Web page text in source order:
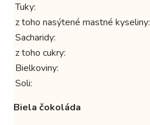
Tuky:
z toho nasýtené mastné kyseliny:
Sacharidy:
z toho cukry:
Bielkoviny:
Soli:
Biela čokoláda